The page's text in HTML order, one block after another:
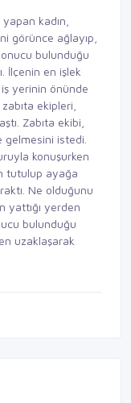
kadın,
görünce ağlayıp,
bulunduğu
İlçenin en işlek
yerinin önünde
ekipleri,
Zabıta ekibi,
gelmesini istedi.
konuşurken
tutulup ayağa
Ne olduğunu
yattığı yerden
bulunduğu
uzaklaşarak